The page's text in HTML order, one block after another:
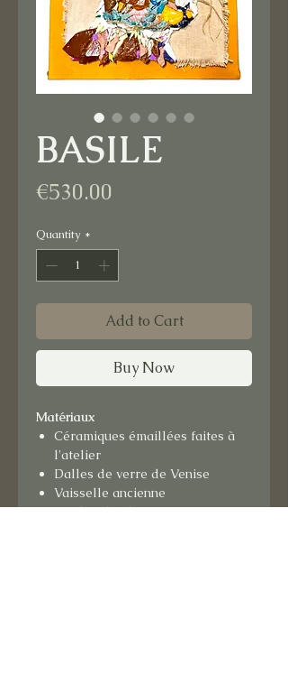
BASILE
€530.00
Quantity *
Add to Cart
Buy Now
Matériaux
Céramiques émaillées faites à
l'atelier
Dalles de verre de Venise
Vaisselle ancienne
Fond en lin de France